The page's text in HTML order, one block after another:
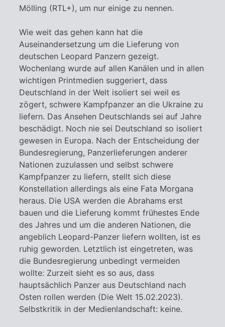
Mölling (RTL+), um nur einige zu nennen.
Wie weit das gehen kann hat die
Auseinandersetzung um die Lieferung von
deutschen Leopard Panzern gezeigt.
Wochenlang wurde auf allen Kanälen und in allen
wichtigen Printmedien suggeriert, dass
Deutschland in der Welt isoliert sei weil es
zögert, schwere Kampfpanzer an die Ukraine zu
liefern. Das Ansehen Deutschlands sei auf Jahre
beschädigt. Noch nie sei Deutschland so isoliert
gewesen in Europa. Nach der Entscheidung der
Bundesregierung, Panzerlieferungen anderer
Nationen zuzulassen und selbst schwere
Kampfpanzer zu liefern, stellt sich diese
Konstellation allerdings als eine Fata Morgana
heraus. Die USA werden die Abrahams erst
bauen und die Lieferung kommt frühestes Ende
des Jahres und um die anderen Nationen, die
angeblich Leopard-Panzer liefern wollten, ist es
ruhig geworden. Letztlich ist eingetreten, was
die Bundesregierung unbedingt vermeiden
wollte: Zurzeit sieht es so aus, dass
hauptsächlich Panzer aus Deutschland nach
Osten rollen werden (Die Welt 15.02.2023).
Selbstkritik in der Medienlandschaft: keine.